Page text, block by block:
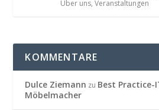
Über uns,Veranstaltungen
KOMMENTARE
Dulce Ziemann zu Best Practice-
Möbelmacher